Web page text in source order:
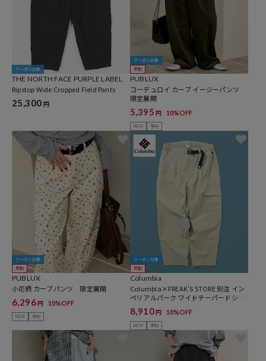
クーポン対象
THE NORTH FACE PURPLE LABEL
Ripstop Wide Cropped Field Pants
25,300 円
クーポン対象
早割
PUBLUX
コーデュロイ カーブ イージーパンツ
限定展開
5,395 円 10%OFF
NEW 予約
クーポン対象
早割
PUBLUX
小花柄 カーブパンツ 限定展開
6,296円 10%OFF
NEW 予約
クーポン対象
早割
Columbia
Columbia×FREAK'S STORE 別注 イン
ペリアルパーク ワイドテーパードシル
エット クライミングパンツ【限定展
開】
8,910円 10%OFF
NEW 予約